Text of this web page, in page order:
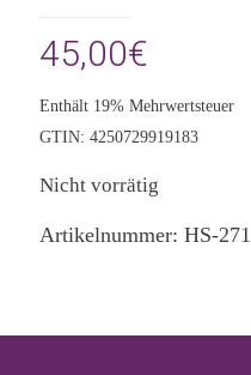
45,00€
Enthält 19% Mehrwertsteuer
GTIN: 4250729919183
Nicht vorrätig
Artikelnummer: HS-271